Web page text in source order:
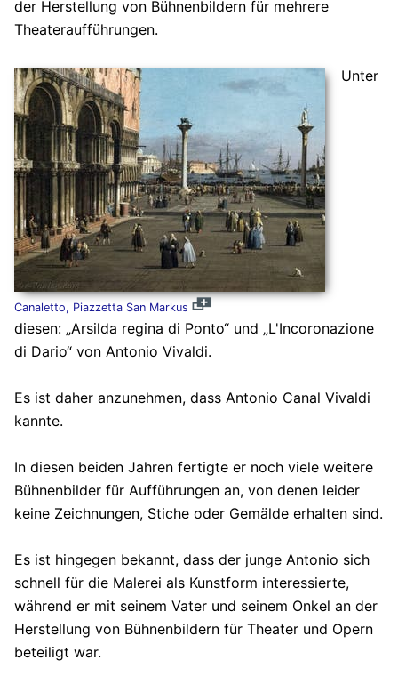
der Herstellung von Bühnenbildern für mehrere
Theateraufführungen.
Canaletto, Piazzetta San Markus
Unter
diesen: „Arsilda regina di Ponto“ und „L'Incoronazione
di Dario“ von Antonio Vivaldi.
Es ist daher anzunehmen, dass Antonio Canal Vivaldi
kannte.
In diesen beiden Jahren fertigte er noch viele weitere
Bühnenbilder für Aufführungen an, von denen leider
keine Zeichnungen, Stiche oder Gemälde erhalten sind.
Es ist hingegen bekannt, dass der junge Antonio sich
schnell für die Malerei als Kunstform interessierte,
während er mit seinem Vater und seinem Onkel an der
Herstellung von Bühnenbildern für Theater und Opern
beteiligt war.